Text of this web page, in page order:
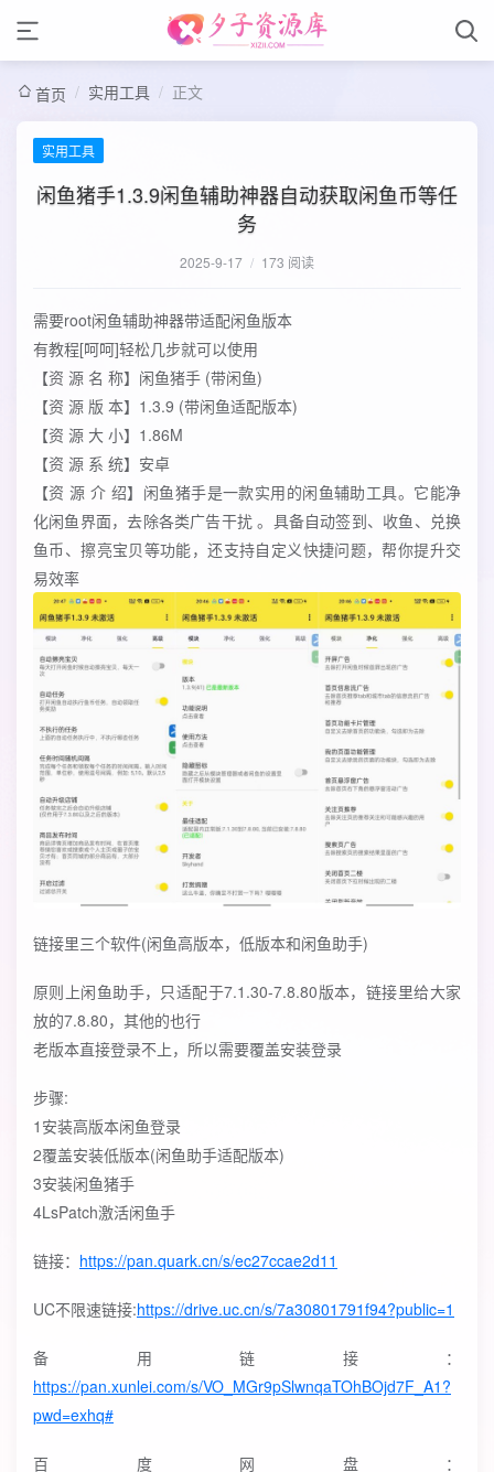
首页 / 实用工具 / 正文
实用工具
闲鱼猪手1.3.9闲鱼辅助神器自动获取闲鱼币等任
务
2025-9-17 / 173 阅读
需要root闲鱼辅助神器带适配闲鱼版本
有教程[呵呵]轻松几步就可以使用
【资 源 名 称】闲鱼猪手 (带闲鱼)
【资 源 版 本】1.3.9 (带闲鱼适配版本)
【资 源 大 小】1.86M
【资 源 系 统】安卓
【资 源 介 绍】闲鱼猪手是一款实用的闲鱼辅助工具。它能净
化闲鱼界面，去除各类广告干扰 。具备自动签到、收鱼、兑换
鱼币、擦亮宝贝等功能，还支持自定义快捷问题，帮你提升交
易效率
链接里三个软件(闲鱼高版本，低版本和闲鱼助手)
原则上闲鱼助手，只适配于7.1.30-7.8.80版本，链接里给大家
放的7.8.80，其他的也行
老版本直接登录不上，所以需要覆盖安装登录
步骤:
1安装高版本闲鱼登录
2覆盖安装低版本(闲鱼助手适配版本)
3安装闲鱼猪手
4LsPatch激活闲鱼手
链接： https://pan.quark.cn/s/ec27ccae2d11
UC不限速链接:https://drive.uc.cn/s/7a30801791f94?public=1
备用链接：
https://pan.xunlei.com/s/VO_MGr9pSlwnqaTOhBOjd7F_A1?
pwd=exhq#
百度网盘：